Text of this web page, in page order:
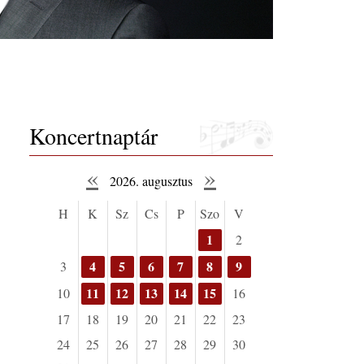
Koncertnaptár
« 2026. augusztus »
H K Sz Cs P Szo V
1
2
3
4 5 6 7 8 9
10 11 12 13 14 15
16
17
18 19 20 21 22
23
24
25 26 27 28 29
30